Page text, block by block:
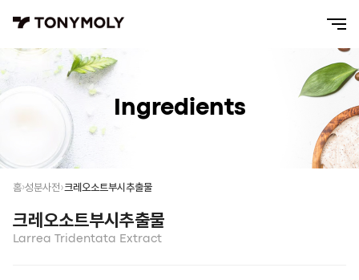
Ingredients
홈 성분사전 크레오소트부시추출물
크레오소트부시추출물
Larrea Tridentata Extract